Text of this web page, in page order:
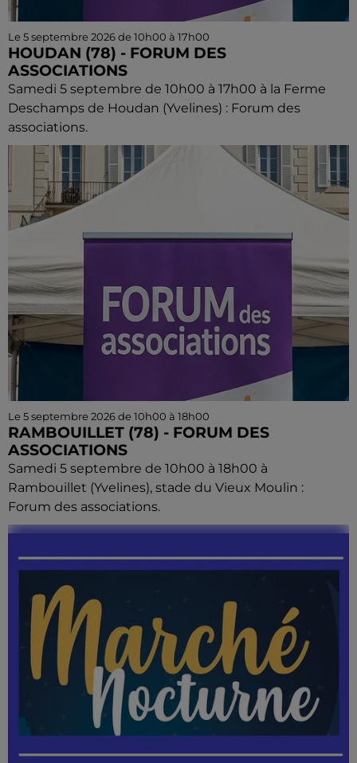
Le 5 septembre 2026 de 10h00 à 17h00
HOUDAN (78) - FORUM DES
ASSOCIATIONS
Samedi 5 septembre de 10h00 à 17h00 à la Ferme
Deschamps de Houdan (Yvelines) : Forum des
associations.
Le 5 septembre 2026 de 10h00 à 18h00
RAMBOUILLET (78) - FORUM DES
ASSOCIATIONS
Samedi 5 septembre de 10h00 à 18h00 à
Rambouillet (Yvelines), stade du Vieux Moulin :
Forum des associations.